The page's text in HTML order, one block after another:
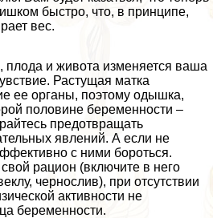
быстро, что, в принципе,
вес.
плода и живота изменяется ваша
Растущая матка
ее органы, поэтому одышка,
половине беременности –
предотвращать
явлений. А если не
с ними бороться.
рацион (включите в него
чернослив), при отсутствии
активности не
беременности.